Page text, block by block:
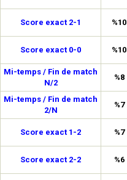
Score exact 2-1 %10
Score exact 0-0 %10
Mi-temps / Fin de match
N/2
%8
Mi-temps / Fin de match
2/N
%7
Score exact 1-2 %7
Score exact 2-2 %6